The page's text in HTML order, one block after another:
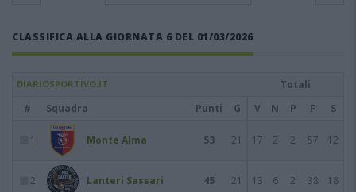
CLASSIFICA ALLA GIORNATA 6 DEL 01/03/2026
DIARIOSPORTIVO.IT
Totali
#
Squadra Punti G V N P F S
1 Monte Alma 53 21 17 2 2 57 12
2 Lanteri Sassari 45 21 13 6 2 38 18